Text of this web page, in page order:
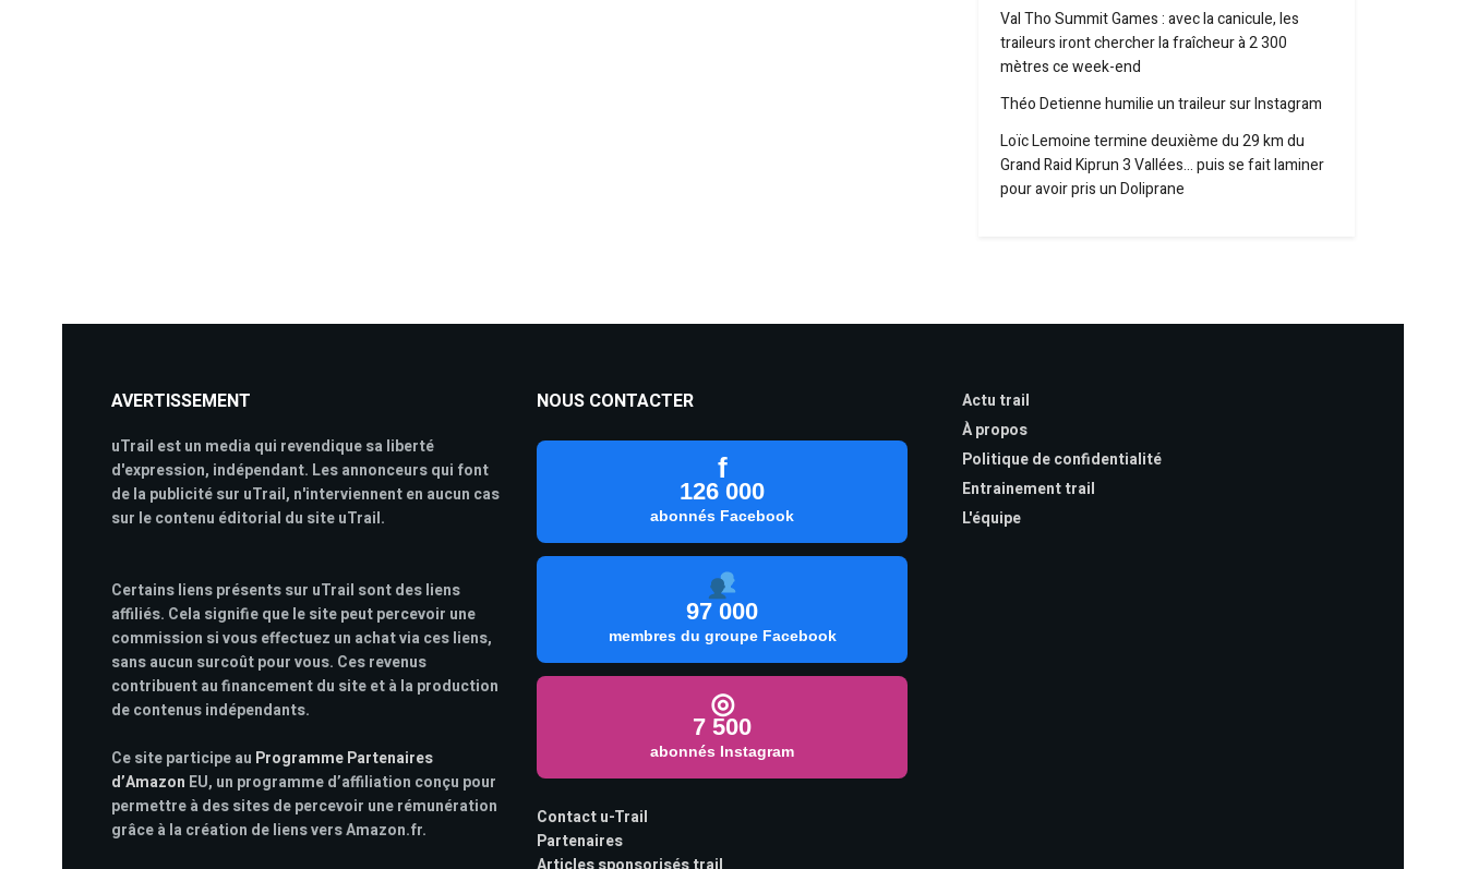
Val Tho Summit Games : avec la canicule, les
traileurs iront chercher la fraîcheur à 2 300
mètres ce week-end
Théo Detienne humilie un traileur sur Instagram
Loïc Lemoine termine deuxième du 29 km du
Grand Raid Kiprun 3 Vallées… puis se fait laminer
pour avoir pris un Doliprane
AVERTISSEMENT
uTrail est un media qui revendique sa liberté
d'expression, indépendant. Les annonceurs qui font
de la publicité sur uTrail, n'interviennent en aucun cas
sur le contenu éditorial du site uTrail.
Certains liens présents sur uTrail sont des liens
affiliés. Cela signifie que le site peut percevoir une
commission si vous effectuez un achat via ces liens,
sans aucun surcoût pour vous. Ces revenus
contribuent au financement du site et à la production
de contenus indépendants.
Ce site participe au Programme Partenaires
d’Amazon EU, un programme d’affiliation conçu pour
permettre à des sites de percevoir une rémunération
grâce à la création de liens vers Amazon.fr.
NOUS CONTACTER
f
126 000
abonnés Facebook
97 000
membres du groupe Facebook
◎
7 500
abonnés Instagram
Contact u-Trail
Partenaires
Actu trail
À propos
Politique de confidentialité
Entrainement trail
L'équipe